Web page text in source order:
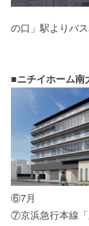
の口」駅よりバ
■ニチイホーム南
⑥7月
⑦京浜急行本線